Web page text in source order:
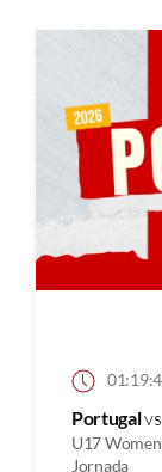
Portugal
U17
Jornada